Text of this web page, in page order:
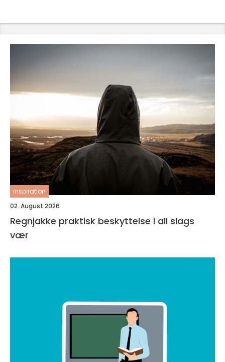
inspiration
02. August 2026
Regnjakke praktisk beskyttelse i all slags
vær